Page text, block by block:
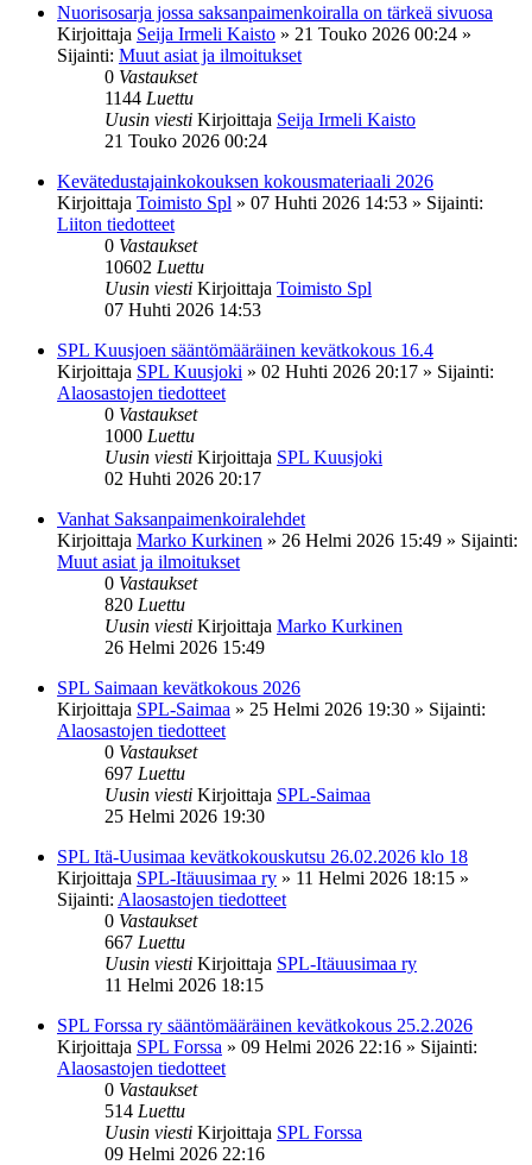
Nuorisosarja jossa saksanpaimenkoiralla on tärkeä sivuosa
Kirjoittaja Seija Irmeli Kaisto » 21 Touko 2026 00:24 »
Sijainti: Muut asiat ja ilmoitukset
0 Vastaukset
1144 Luettu
Uusin viesti Kirjoittaja Seija Irmeli Kaisto
21 Touko 2026 00:24
Kevätedustajainkokouksen kokousmateriaali 2026
Kirjoittaja Toimisto Spl » 07 Huhti 2026 14:53 » Sijainti:
Liiton tiedotteet
0 Vastaukset
10602 Luettu
Uusin viesti Kirjoittaja Toimisto Spl
07 Huhti 2026 14:53
SPL Kuusjoen sääntömääräinen kevätkokous 16.4
Kirjoittaja SPL Kuusjoki » 02 Huhti 2026 20:17 » Sijainti:
Alaosastojen tiedotteet
0 Vastaukset
1000 Luettu
Uusin viesti Kirjoittaja SPL Kuusjoki
02 Huhti 2026 20:17
Vanhat Saksanpaimenkoiralehdet
Kirjoittaja Marko Kurkinen » 26 Helmi 2026 15:49 » Sijainti:
Muut asiat ja ilmoitukset
0 Vastaukset
820 Luettu
Uusin viesti Kirjoittaja Marko Kurkinen
26 Helmi 2026 15:49
SPL Saimaan kevätkokous 2026
Kirjoittaja SPL-Saimaa » 25 Helmi 2026 19:30 » Sijainti:
Alaosastojen tiedotteet
0 Vastaukset
697 Luettu
Uusin viesti Kirjoittaja SPL-Saimaa
25 Helmi 2026 19:30
SPL Itä-Uusimaa kevätkokouskutsu 26.02.2026 klo 18
Kirjoittaja SPL-Itäuusimaa ry » 11 Helmi 2026 18:15 »
Sijainti: Alaosastojen tiedotteet
0 Vastaukset
667 Luettu
Uusin viesti Kirjoittaja SPL-Itäuusimaa ry
11 Helmi 2026 18:15
SPL Forssa ry sääntömääräinen kevätkokous 25.2.2026
Kirjoittaja SPL Forssa » 09 Helmi 2026 22:16 » Sijainti:
Alaosastojen tiedotteet
0 Vastaukset
514 Luettu
Uusin viesti Kirjoittaja SPL Forssa
09 Helmi 2026 22:16